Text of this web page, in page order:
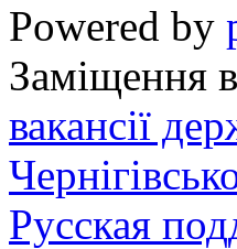
Powered by
Заміщення
вакансії
Русская